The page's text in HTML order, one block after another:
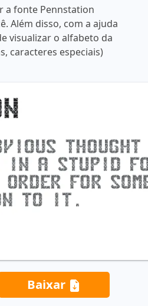
a fonte Pennstation
Além disso, com a ajuda
visualizar o alfabeto da
caracteres especiais)
Baixar